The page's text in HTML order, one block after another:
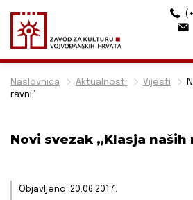
Naslovnica Aktualnosti Vijesti
ravni”
Novi svezak „Klasja naših
Objavljeno: 20.06.2017.